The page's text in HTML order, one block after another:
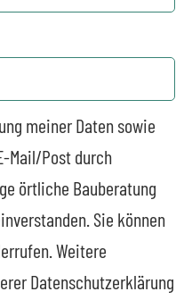
meiner Daten sowie
Mail/Post durch
örtliche Bauberatung
Sie können
Weitere
Datenschutzerklärung